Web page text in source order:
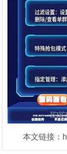
本文链接：